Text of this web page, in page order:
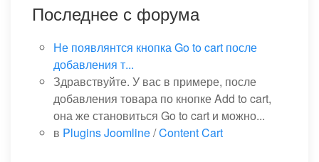
Последнее с форума
Не появлянтся кнопка Go to cart после
добавления т...
Здравствуйте. У вас в примере, после
добавления товара по кнопке Add to cart,
она же становиться Go to cart и можно...
в Plugins Joomline/Content Cart